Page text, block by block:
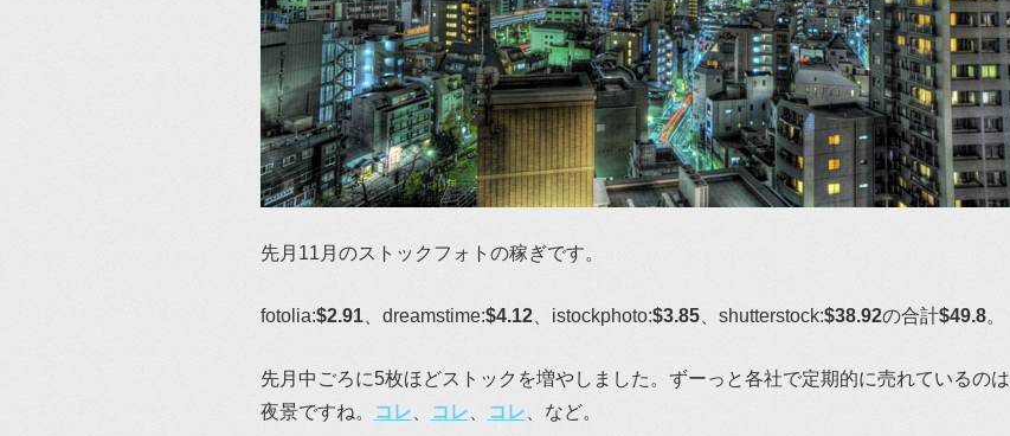
先月11月のストックフォトの稼ぎです。
fotolia:$2.91、dreamstime:$4.12、istockphoto:$3.85、shutterstock:$38.92の合計$49.8。
先月中ごろに5枚ほどストックを増やしました。ずーっと各社で定期的に売れているのは
夜景ですね。
コレ コレ コレ 、など。